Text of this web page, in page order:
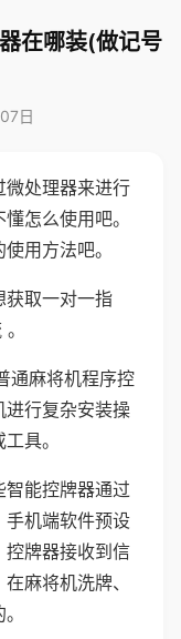
在哪装(做记号
日
微处理器来进行
怎么使用吧。
用方法吧。
获取一对一指
通麻将机程序控
进行复杂安装操
具。
能控牌器通过
手机端软件预设
控牌器接收到信
麻将机洗牌、